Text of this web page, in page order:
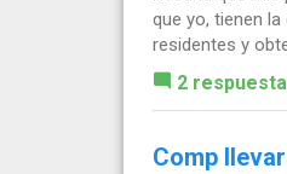
que yo, tienen
residentes y
2
Comp